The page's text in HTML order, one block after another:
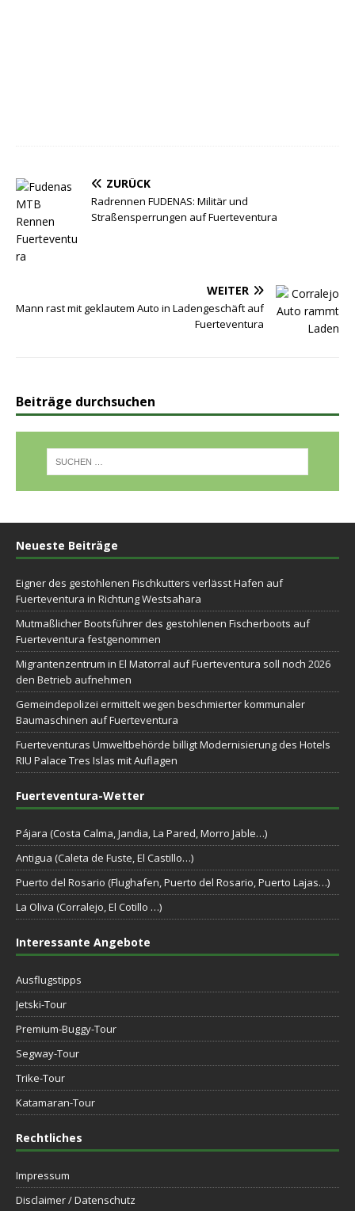
ZURÜCK
Radrennen FUDENAS: Militär und
Straßensperrungen auf Fuerteventura
WEITER
Mann rast mit geklautem Auto in Ladengeschäft auf
Fuerteventura
Beiträge durchsuchen
Neueste Beiträge
Eigner des gestohlenen Fischkutters verlässt Hafen auf
Fuerteventura in Richtung Westsahara
Mutmaßlicher Bootsführer des gestohlenen Fischerboots auf
Fuerteventura festgenommen
Migrantenzentrum in El Matorral auf Fuerteventura soll noch 2026
den Betrieb aufnehmen
Gemeindepolizei ermittelt wegen beschmierter kommunaler
Baumaschinen auf Fuerteventura
Fuerteventuras Umweltbehörde billigt Modernisierung des Hotels
RIU Palace Tres Islas mit Auflagen
Fuerteventura-Wetter
Pájara (Costa Calma, Jandia, La Pared, Morro Jable…)
Antigua (Caleta de Fuste, El Castillo…)
Puerto del Rosario (Flughafen, Puerto del Rosario, Puerto Lajas…)
La Oliva (Corralejo, El Cotillo …)
Interessante Angebote
Ausflugstipps
Jetski-Tour
Premium-Buggy-Tour
Segway-Tour
Trike-Tour
Katamaran-Tour
Rechtliches
Impressum
Disclaimer / Datenschutz